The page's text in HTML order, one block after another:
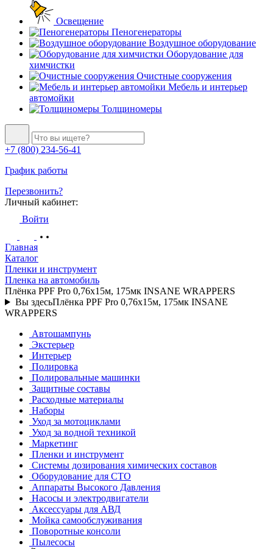
Освещение
Пеногенераторы
Воздушное оборудование
Оборудование для
химчистки
Очистные сооружения
Мебель и интерьер
автомойки
Толщиномеры
+7 (800) 234-56-41
График работы
Перезвонить?
Личный кабинет:
Войти
Главная
Каталог
Пленки и инструмент
Пленка на автомобиль
Плёнка PPF Pro 0,76x15м, 175мк INSANE WRAPPERS
Вы здесьПлёнка PPF Pro 0,76x15м, 175мк INSANE
WRAPPERS
Автошампунь
Экстерьер
Интерьер
Полировка
Полировальные машинки
Защитные составы
Расходные материалы
Наборы
Уход за мотоциклами
Уход за водной техникой
Маркетинг
Пленки и инструмент
Системы дозирования химических составов
Оборудование для СТО
Аппараты Высокого Давления
Насосы и электродвигатели
Аксессуары для АВД
Мойка самообслуживания
Поворотные консоли
Пылесосы